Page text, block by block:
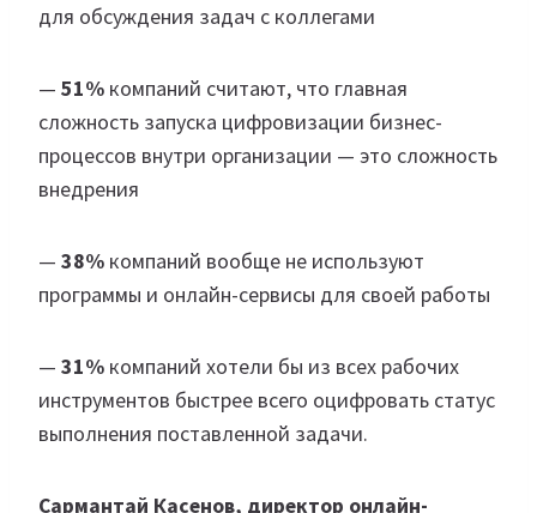
для обсуждения задач с коллегами
— 51% компаний считают, что главная
сложность запуска цифровизации бизнес-
процессов внутри организации — это сложность
внедрения
— 38% компаний вообще не используют
программы и онлайн-сервисы для своей работы
— 31% компаний хотели бы из всех рабочих
инструментов быстрее всего оцифровать статус
выполнения поставленной задачи.
Сармантай Касенов, директор онлайн-